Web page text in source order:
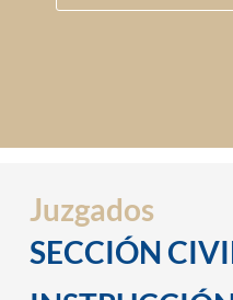
Juzgados
SECCIÓN